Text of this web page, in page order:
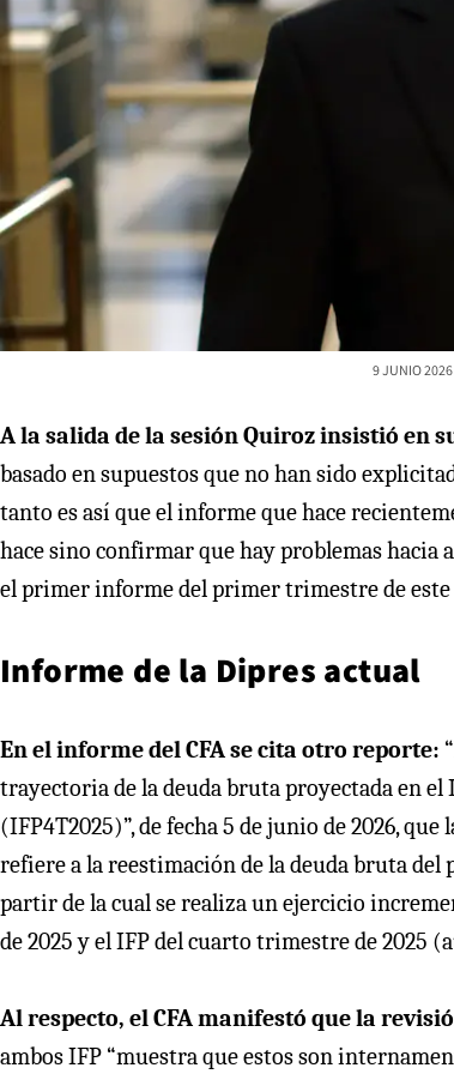
9 JUNIO 2026
A la salida de la sesión Quiroz insistió en
basado en supuestos que no han sido
tanto es así que el informe que hace
hace sino confirmar que hay problemas hacia
el primer informe del primer trimestre de este
Informe de la Dipres actual
En el informe del CFA se cita otro reporte:
trayectoria de la deuda bruta proyectada en
(IFP4T2025)”, de fecha 5 de junio de 2026,
refiere a la reestimación de la deuda bruta del
partir de la cual se realiza un ejercicio
de 2025 y el IFP del cuarto trimestre de 2025
Al respecto, el CFA manifestó que la
ambos IFP “muestra que estos son